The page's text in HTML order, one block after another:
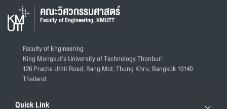
คณะวิศวกรรมศาสตร์
Faculty of Engineering, KMUTT
Faculty of Engineering
King Mongkut's University of Technology Thonburi
126 Pracha Uthit Road, Bang Mot, Thung Khru, Bangkok 10140
Thailand
Quick Link